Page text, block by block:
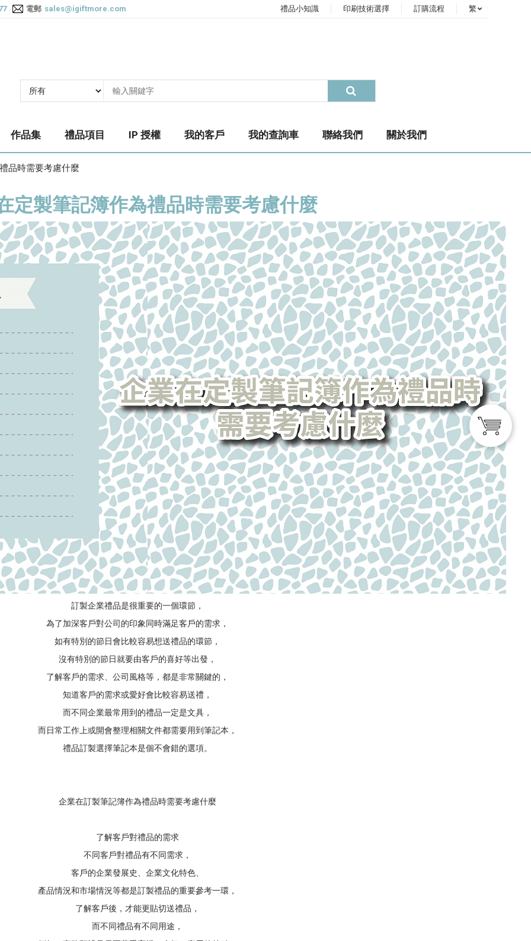
電郵 sales@igiftmore.com 禮品小知識 印刷技術選擇 訂購流程 繁
作品集 禮品項目 IP 授權 我的客戶 我的查詢車 聯絡我們 關於我們
品時需要考慮什麼
定製筆記簿作為禮品時需要考慮什麼
訂製企業禮品是很重要的一個環節，
為了加深客戶對公司的印象同時滿足客戶的需求，
如有特別的節日會比較容易想送禮品的環節，
沒有特別的節日就要由客戶的喜好等出發，
了解客戶的需求、公司風格等，都是非常關鍵的，
知道客戶的需求或愛好會比較容易送禮，
而不同企業最常用到的禮品一定是文具，
而日常工作上或開會整理相關文件都需要用到筆記本，
禮品訂製選擇筆記本是個不會錯的選項。
企業在訂製筆記簿作為禮品時需要考慮什麼
了解客戶對禮品的需求
不同客戶對禮品有不同需求，
客戶的企業發展史、企業文化特色、
產品情況和市場情況等都是訂製禮品的重要參考一環，
了解客戶後，才能更貼切送禮品，
而不同禮品有不同用途，